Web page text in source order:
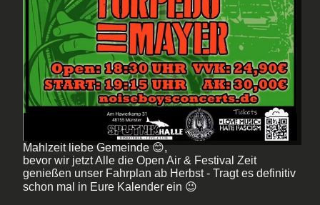
Mahlzeit liebe Gemeinde 😊,
bevor wir jetzt Alle die Open Air & Festival Zeit
genießen unser Fahrplan ab Herbst - Tragt es definitiv
schon mal in Eure Kalender ein 😉